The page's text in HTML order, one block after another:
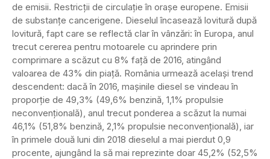
de emisii. Restricții de circulație în orașe europene. Emisii
de substanțe cancerigene. Dieselul încasează lovitură după
lovitură, fapt care se reflectă clar în vânzări: în Europa, anul
trecut cererea pentru motoarele cu aprindere prin
comprimare a scăzut cu 8% față de 2016, atingând
valoarea de 43% din piață. România urmează același trend
descendent: dacă în 2016, mașinile diesel se vindeau în
proporție de 49,3% (49,6% benzină, 1,1% propulsie
neconvențională), anul trecut ponderea a scăzut la numai
46,1% (51,8% benzină, 2,1% propulsie neconvențională), iar
în primele două luni din 2018 dieselul a mai pierdut 0,9
procente, ajungând la să mai reprezinte doar 45,2% (52,5%